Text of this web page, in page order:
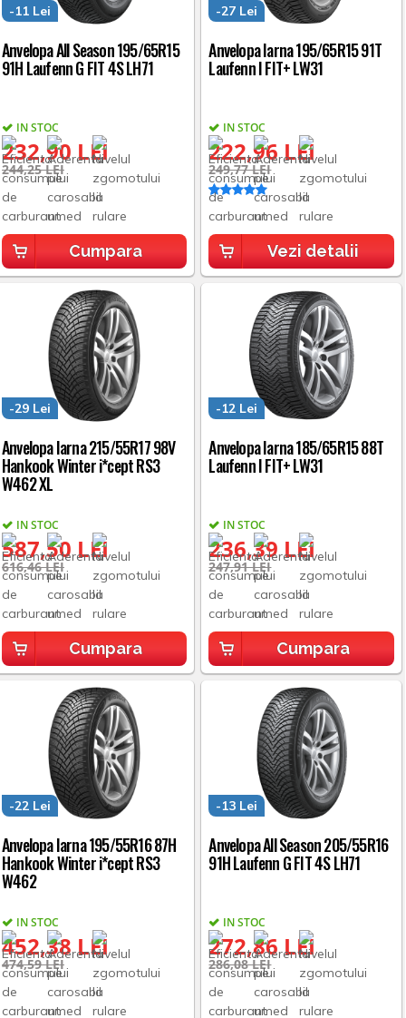
Anvelopa All Season 195/65R15
91H Laufenn G FIT 4S LH71
IN STOC
232,90 LEI
-11 Lei
244,25 LEI
Cumpara
Anvelopa Iarna 195/65R15 91T
Laufenn I FIT+ LW31
IN STOC
222,96 LEI
-27 Lei
249,77 LEI
Vezi detalii
Anvelopa Iarna 215/55R17 98V
Hankook Winter i*cept RS3
W462 XL
IN STOC
587,50 LEI
-29 Lei
616,46 LEI
Cumpara
Anvelopa Iarna 185/65R15 88T
Laufenn I FIT+ LW31
IN STOC
236,39 LEI
-12 Lei
247,91 LEI
Cumpara
Anvelopa Iarna 195/55R16 87H
Hankook Winter i*cept RS3
W462
IN STOC
452,38 LEI
-22 Lei
474,59 LEI
Anvelopa All Season 205/55R16
91H Laufenn G FIT 4S LH71
IN STOC
272,86 LEI
-13 Lei
286,08 LEI